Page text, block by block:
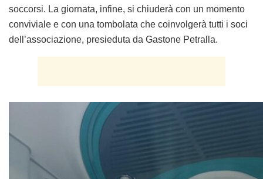
soccorsi. La giornata, infine, si chiuderà con un momento
conviviale e con una tombolata che coinvolgerà tutti i soci
dell’associazione, presieduta da Gastone Petralla.